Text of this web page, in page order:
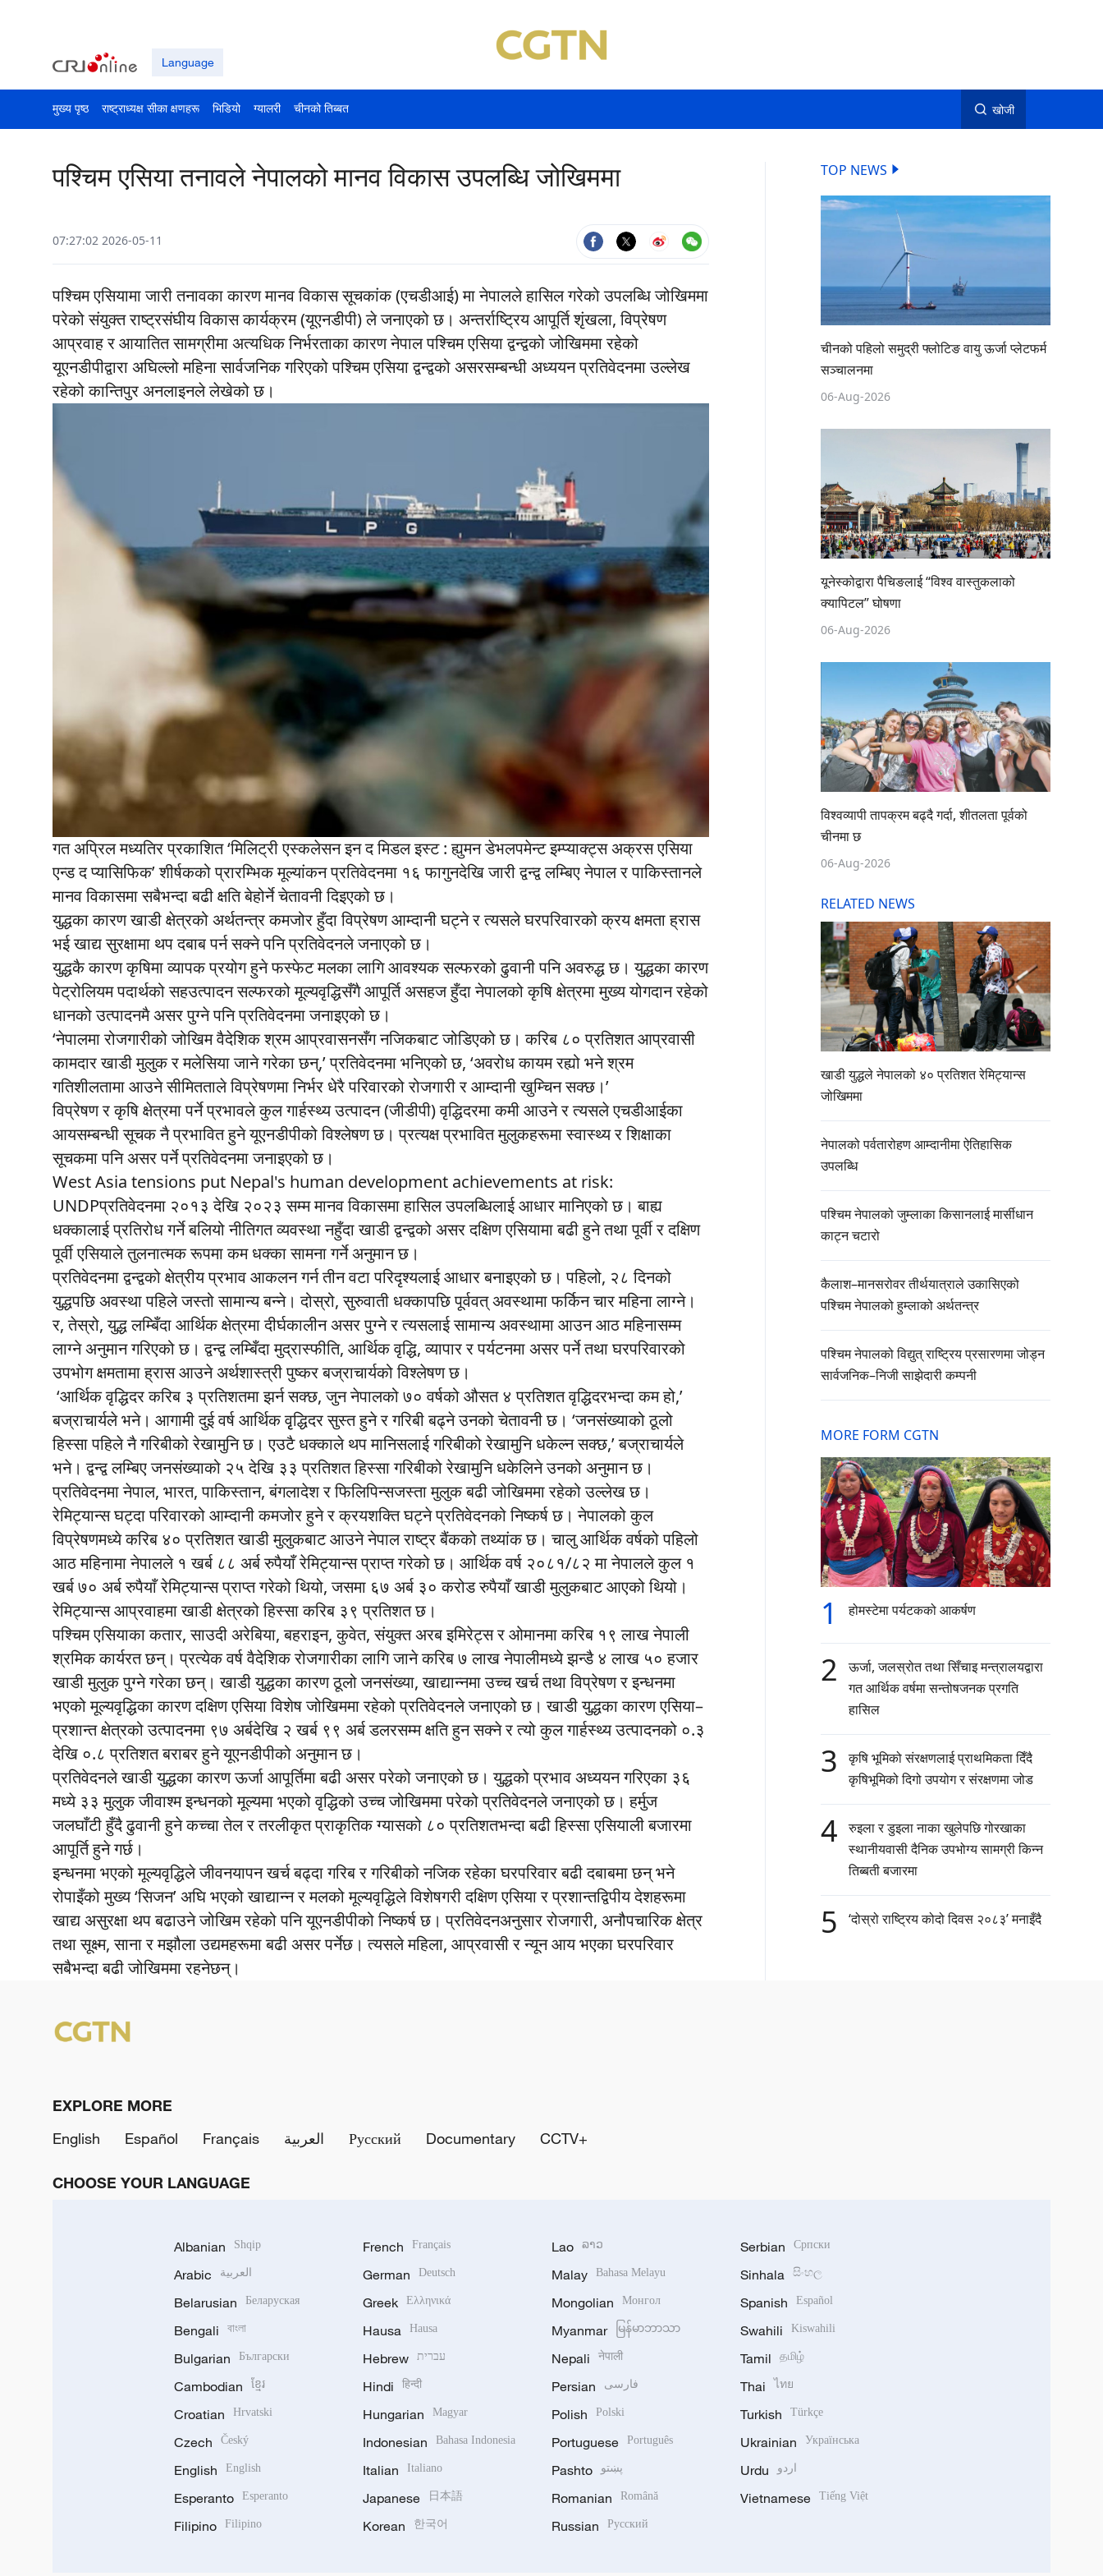
Language
मुख्य पृष्ठ राष्ट्राध्यक्ष सीका क्षणहरू भिडियो ग्यालरी चीनको तिब्बत खोजी
पश्चिम एसिया तनावले नेपालको मानव विकास उपलब्धि जोखिममा
07:27:02 2026-05-11
पश्चिम एसियामा जारी तनावका कारण मानव विकास सूचकांक (एचडीआई) मा नेपालले हासिल गरेको उपलब्धि जोखिममा
परेको संयुक्त राष्ट्रसंघीय विकास कार्यक्रम (यूएनडीपी) ले जनाएको छ। अन्तर्राष्ट्रिय आपूर्ति शृंखला, विप्रेषण
आप्रवाह र आयातित सामग्रीमा अत्यधिक निर्भरताका कारण नेपाल पश्चिम एसिया द्वन्द्वको जोखिममा रहेको
यूएनडीपीद्वारा अघिल्लो महिना सार्वजनिक गरिएको पश्चिम एसिया द्वन्द्वको असरसम्बन्धी अध्ययन प्रतिवेदनमा उल्लेख
रहेको कान्तिपुर अनलाइनले लेखेको छ।
गत अप्रिल मध्यतिर प्रकाशित ‘मिलिट्री एस्कलेसन इन द मिडल इस्ट : ह्युमन डेभलपमेन्ट इम्प्याक्ट्स अक्रस एसिया
एन्ड द प्यासिफिक’ शीर्षकको प्रारम्भिक मूल्यांकन प्रतिवेदनमा १६ फागुनदेखि जारी द्वन्द्व लम्बिए नेपाल र पाकिस्तानले
मानव विकासमा सबैभन्दा बढी क्षति बेहोर्ने चेतावनी दिइएको छ।
युद्धका कारण खाडी क्षेत्रको अर्थतन्त्र कमजोर हुँदा विप्रेषण आम्दानी घट्ने र त्यसले घरपरिवारको क्रय क्षमता ह्रास
भई खाद्य सुरक्षामा थप दबाब पर्न सक्ने पनि प्रतिवेदनले जनाएको छ।
युद्धकै कारण कृषिमा व्यापक प्रयोग हुने फस्फेट मलका लागि आवश्यक सल्फरको ढुवानी पनि अवरुद्ध छ। युद्धका कारण
पेट्रोलियम पदार्थको सहउत्पादन सल्फरको मूल्यवृद्धिसँगै आपूर्ति असहज हुँदा नेपालको कृषि क्षेत्रमा मुख्य योगदान रहेको
धानको उत्पादनमै असर पुग्ने पनि प्रतिवेदनमा जनाइएको छ।
‘नेपालमा रोजगारीको जोखिम वैदेशिक श्रम आप्रवासनसँग नजिकबाट जोडिएको छ। करिब ८० प्रतिशत आप्रवासी
कामदार खाडी मुलुक र मलेसिया जाने गरेका छन्,’ प्रतिवेदनमा भनिएको छ, ‘अवरोध कायम रह्यो भने श्रम
गतिशीलतामा आउने सीमितताले विप्रेषणमा निर्भर धेरै परिवारको रोजगारी र आम्दानी खुम्चिन सक्छ।’
विप्रेषण र कृषि क्षेत्रमा पर्ने प्रभावले कुल गार्हस्थ्य उत्पादन (जीडीपी) वृद्धिदरमा कमी आउने र त्यसले एचडीआईका
आयसम्बन्धी सूचक नै प्रभावित हुने यूएनडीपीको विश्लेषण छ। प्रत्यक्ष प्रभावित मुलुकहरूमा स्वास्थ्य र शिक्षाका
सूचकमा पनि असर पर्ने प्रतिवेदनमा जनाइएको छ।
West Asia tensions put Nepal's human development achievements at risk:
UNDPप्रतिवेदनमा २०१३ देखि २०२३ सम्म मानव विकासमा हासिल उपलब्धिलाई आधार मानिएको छ। बाह्य
धक्कालाई प्रतिरोध गर्ने बलियो नीतिगत व्यवस्था नहुँदा खाडी द्वन्द्वको असर दक्षिण एसियामा बढी हुने तथा पूर्वी र दक्षिण
पूर्वी एसियाले तुलनात्मक रूपमा कम धक्का सामना गर्ने अनुमान छ।
प्रतिवेदनमा द्वन्द्वको क्षेत्रीय प्रभाव आकलन गर्न तीन वटा परिदृश्यलाई आधार बनाइएको छ। पहिलो, २८ दिनको
युद्धपछि अवस्था पहिले जस्तो सामान्य बन्ने। दोस्रो, सुरुवाती धक्कापछि पूर्ववत् अवस्थामा फर्किन चार महिना लाग्ने।
र, तेस्रो, युद्ध लम्बिँदा आर्थिक क्षेत्रमा दीर्घकालीन असर पुग्ने र त्यसलाई सामान्य अवस्थामा आउन आठ महिनासम्म
लाग्ने अनुमान गरिएको छ। द्वन्द्व लम्बिँदा मुद्रास्फीति, आर्थिक वृद्धि, व्यापार र पर्यटनमा असर पर्ने तथा घरपरिवारको
उपभोग क्षमतामा ह्रास आउने अर्थशास्त्री पुष्कर बज्राचार्यको विश्लेषण छ।
‘आर्थिक वृद्धिदर करिब ३ प्रतिशतमा झर्न सक्छ, जुन नेपालको ७० वर्षको औसत ४ प्रतिशत वृद्धिदरभन्दा कम हो,’
बज्राचार्यले भने। आगामी दुई वर्ष आर्थिक वृृद्धिदर सुस्त हुने र गरिबी बढ्ने उनको चेतावनी छ। ‘जनसंख्याको ठूलो
हिस्सा पहिले नै गरिबीको रेखामुनि छ। एउटै धक्काले थप मानिसलाई गरिबीको रेखामुनि धकेल्न सक्छ,’ बज्राचार्यले
भने। द्वन्द्व लम्बिए जनसंख्याको २५ देखि ३३ प्रतिशत हिस्सा गरिबीको रेखामुनि धकेलिने उनको अनुमान छ।
प्रतिवेदनमा नेपाल, भारत, पाकिस्तान, बंगलादेश र फिलिपिन्सजस्ता मुलुक बढी जोखिममा रहेको उल्लेख छ।
रेमिट्यान्स घट्दा परिवारको आम्दानी कमजोर हुने र क्रयशक्ति घट्ने प्रतिवेदनको निष्कर्ष छ। नेपालको कुल
विप्रेषणमध्ये करिब ४० प्रतिशत खाडी मुलुकबाट आउने नेपाल राष्ट्र बैंकको तथ्यांक छ। चालु आर्थिक वर्षको पहिलो
आठ महिनामा नेपालले १ खर्ब ८८ अर्ब रुपैयाँ रेमिट्यान्स प्राप्त गरेको छ। आर्थिक वर्ष २०८१/८२ मा नेपालले कुल १
खर्ब ७० अर्ब रुपैयाँ रेमिट्यान्स प्राप्त गरेको थियो, जसमा ६७ अर्ब ३० करोड रुपैयाँ खाडी मुलुकबाट आएको थियो।
रेमिट्यान्स आप्रवाहमा खाडी क्षेत्रको हिस्सा करिब ३९ प्रतिशत छ।
पश्चिम एसियाका कतार, साउदी अरेबिया, बहराइन, कुवेत, संयुक्त अरब इमिरेट्स र ओमानमा करिब १९ लाख नेपाली
श्रमिक कार्यरत छन्। प्रत्येक वर्ष वैदेशिक रोजगारीका लागि जाने करिब ७ लाख नेपालीमध्ये झन्डै ४ लाख ५० हजार
खाडी मुलुक पुग्ने गरेका छन्। खाडी युद्धका कारण ठूलो जनसंख्या, खाद्यान्नमा उच्च खर्च तथा विप्रेषण र इन्धनमा
भएको मूल्यवृद्धिका कारण दक्षिण एसिया विशेष जोखिममा रहेको प्रतिवेदनले जनाएको छ। खाडी युद्धका कारण एसिया–
प्रशान्त क्षेत्रको उत्पादनमा ९७ अर्बदेखि २ खर्ब ९९ अर्ब डलरसम्म क्षति हुन सक्ने र त्यो कुल गार्हस्थ्य उत्पादनको ०.३
देखि ०.८ प्रतिशत बराबर हुने यूएनडीपीको अनुमान छ।
प्रतिवेदनले खाडी युद्धका कारण ऊर्जा आपूर्तिमा बढी असर परेको जनाएको छ। युद्धको प्रभाव अध्ययन गरिएका ३६
मध्ये ३३ मुलुक जीवाश्म इन्धनको मूल्यमा भएको वृद्धिको उच्च जोखिममा परेको प्रतिवेदनले जनाएको छ। हर्मुज
जलघाँटी हुँदै ढुवानी हुने कच्चा तेल र तरलीकृत प्राकृतिक ग्यासको ८० प्रतिशतभन्दा बढी हिस्सा एसियाली बजारमा
आपूर्ति हुने गर्छ।
इन्धनमा भएको मूल्यवृद्धिले जीवनयापन खर्च बढ्दा गरिब र गरिबीको नजिक रहेका घरपरिवार बढी दबाबमा छन् भने
रोपाइँको मुख्य ‘सिजन’ अघि भएको खाद्यान्न र मलको मूल्यवृद्धिले विशेषगरी दक्षिण एसिया र प्रशान्तद्विपीय देशहरूमा
खाद्य असुरक्षा थप बढाउने जोखिम रहेको पनि यूएनडीपीको निष्कर्ष छ। प्रतिवेदनअनुसार रोजगारी, अनौपचारिक क्षेत्र
तथा सूक्ष्म, साना र मझौला उद्यमहरूमा बढी असर पर्नेछ। त्यसले महिला, आप्रवासी र न्यून आय भएका घरपरिवार
सबैभन्दा बढी जोखिममा रहनेछन्।
TOP NEWS
चीनको पहिलो समुद्री फ्लोटिङ वायु ऊर्जा प्लेटफर्म
सञ्चालनमा
06-Aug-2026
यूनेस्कोद्वारा पैचिङलाई “विश्व वास्तुकलाको
क्यापिटल” घोषणा
06-Aug-2026
विश्वव्यापी तापक्रम बढ्दै गर्दा, शीतलता पूर्वको
चीनमा छ
06-Aug-2026
RELATED NEWS
खाडी युद्धले नेपालको ४० प्रतिशत रेमिट्यान्स
जोखिममा
नेपालको पर्वतारोहण आम्दानीमा ऐतिहासिक
उपलब्धि
पश्चिम नेपालको जुम्लाका किसानलाई मार्सीधान
काट्न चटारो
कैलाश–मानसरोवर तीर्थयात्राले उकासिएको
पश्चिम नेपालको हुम्लाको अर्थतन्त्र
पश्चिम नेपालको विद्युत् राष्ट्रिय प्रसारणमा जोड्न
सार्वजनिक–निजी साझेदारी कम्पनी
MORE FORM CGTN
1 होमस्टेमा पर्यटकको आकर्षण
2
ऊर्जा, जलस्रोत तथा सिँचाइ मन्त्रालयद्वारा
गत आर्थिक वर्षमा सन्तोषजनक प्रगति
हासिल
3
कृषि भूमिको संरक्षणलाई प्राथमिकता दिँदै
कृषिभूमिको दिगो उपयोग र संरक्षणमा जोड
4
रुइला र डुइला नाका खुलेपछि गोरखाका
स्थानीयवासी दैनिक उपभोग्य सामग्री किन्न
तिब्बती बजारमा
5 ‘दोस्रो राष्ट्रिय कोदो दिवस २०८३’ मनाइँदै
EXPLORE MORE
English
Español Français العربية Русский Documentary CCTV+
CHOOSE YOUR LANGUAGE
Albanian Shqip
Arabic العربية
Belarusian Беларуская
Bengali বাংলা
Bulgarian Български
Cambodian ខ្មែរ
Croatian Hrvatski
Czech Český
English English
Esperanto Esperanto
Filipino Filipino
French Français
German Deutsch
Greek Ελληνικά
Hausa Hausa
Hebrew עברית
Hindi हिन्दी
Hungarian Magyar
Indonesian Bahasa Indonesia
Italian Italiano
Japanese 日本語
Korean 한국어
Lao ລາວ
Malay Bahasa Melayu
Mongolian Монгол
Myanmar မြန်မာဘာသာ
Nepali नेपाली
Persian فارسی
Polish Polski
Portuguese Português
Pashto پښتو
Romanian Română
Russian Русский
Serbian Српски
Sinhala සිංහල
Spanish Español
Swahili Kiswahili
Tamil தமிழ்
Thai ไทย
Turkish Türkçe
Ukrainian Українська
Urdu اردو
Vietnamese Tiếng Việt